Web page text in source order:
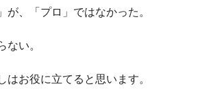
が、「プロ」ではなかった。
い。
お役に立てると思います。